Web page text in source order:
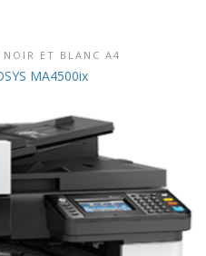
PRODUIT
ET BLANC A4
MA4500ix